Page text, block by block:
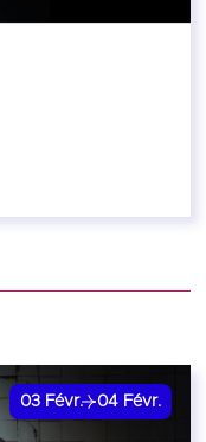
03 Févr. 04 Févr.